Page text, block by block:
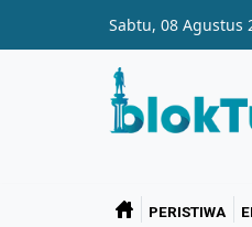
Sabtu, 08 Agustus
PERISTIWA